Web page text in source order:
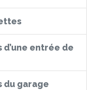
entrée de
du garage